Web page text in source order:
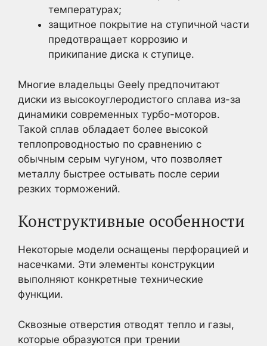
температурах;
защитное покрытие на ступичной части
предотвращает коррозию и
прикипание диска к ступице.
Многие владельцы Geely предпочитают
диски из высокоуглеродистого сплава из-за
динамики современных турбо-моторов.
Такой сплав обладает более высокой
теплопроводностью по сравнению с
обычным серым чугуном, что позволяет
металлу быстрее остывать после серии
резких торможений.
Конструктивные особенности
Некоторые модели оснащены перфорацией и
насечками. Эти элементы конструкции
выполняют конкретные технические
функции.
Сквозные отверстия отводят тепло и газы,
которые образуются при трении